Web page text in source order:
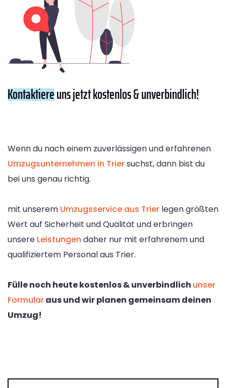
Kontaktiereuns jetzt kostenlos & unverbindlich!
Wenn du nach einem zuverlässigen und erfahrenen
Umzugsunternehmen in Triersuchst, dann bist du
bei uns genau richtig.
mit unserem Umzugsservice aus Trier legen größten
Wert auf Sicherheit und Qualität und erbringen
unsere Leistungen daher nur mit erfahrenem und
qualifiziertem Personal aus Trier.
Fülle noch heute kostenlos & unverbindlich unser
Formularaus und wir planen gemeinsam deinen
Umzug!